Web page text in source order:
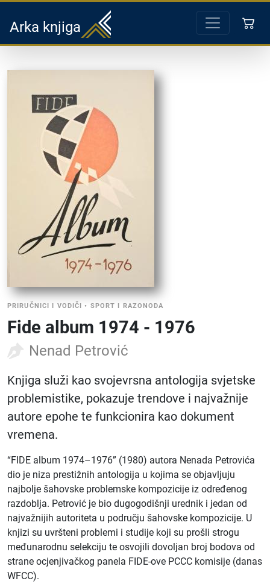
Arka knjiga
PRIRUČNICI I VODIČI • SPORT I RAZONODA
Fide album 1974 - 1976
Nenad Petrović
Knjiga služi kao svojevrsna antologija svjetske
problemistike, pokazuje trendove i najvažnije
autore epohe te funkcionira kao dokument
vremena.
“FIDE album 1974–1976” (1980) autora Nenada Petrovića
dio je niza prestižnih antologija u kojima se objavljuju
najbolje šahovske problemske kompozicije iz određenog
razdoblja. Petrović je bio dugogodišnji urednik i jedan od
najvažnijih autoriteta u području šahovske kompozicije. U
knjizi su uvršteni problemi i studije koji su prošli strogu
međunarodnu selekciju te osvojili dovoljan broj bodova od
strane ocjenjivačkog panela FIDE-ove PCCC komisije (danas
WFCC).